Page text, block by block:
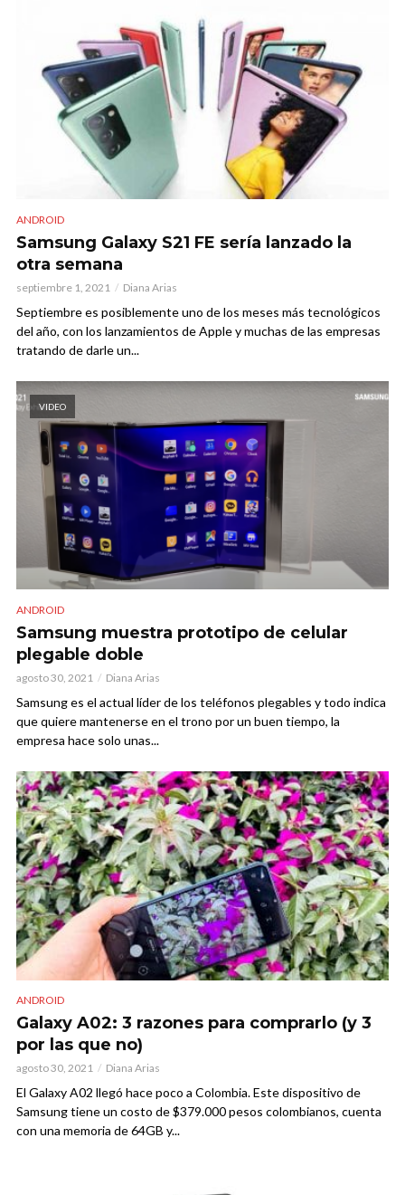
ANDROID
Samsung Galaxy S21 FE sería lanzado la
otra semana
septiembre 1, 2021 Diana Arias
Septiembre es posiblemente uno de los meses más tecnológicos
del año, con los lanzamientos de Apple y muchas de las empresas
tratando de darle un...
VIDEO
ANDROID
Samsung muestra prototipo de celular
plegable doble
agosto 30, 2021 Diana Arias
Samsung es el actual líder de los teléfonos plegables y todo indica
que quiere mantenerse en el trono por un buen tiempo, la
empresa hace solo unas...
ANDROID
Galaxy A02: 3 razones para comprarlo (y 3
por las que no)
agosto 30, 2021 Diana Arias
El Galaxy A02 llegó hace poco a Colombia. Este dispositivo de
Samsung tiene un costo de $379.000 pesos colombianos, cuenta
con una memoria de 64GB y...